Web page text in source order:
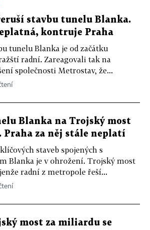
stavbu tunelu Blanka.
kontruje Praha
tunelu Blanka je od začátku
radní. Zareagovali tak na
společnosti Metrostav, že...
Blanka na Trojský most
Praha za něj stále neplatí
staveb spojených s
Blanka je v ohrožení. Trojský most
radní z metropole řeší...
most za miliardu se